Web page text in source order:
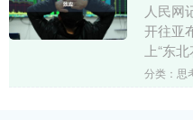
人民网
开往亚
上“东
作人员
分类：思